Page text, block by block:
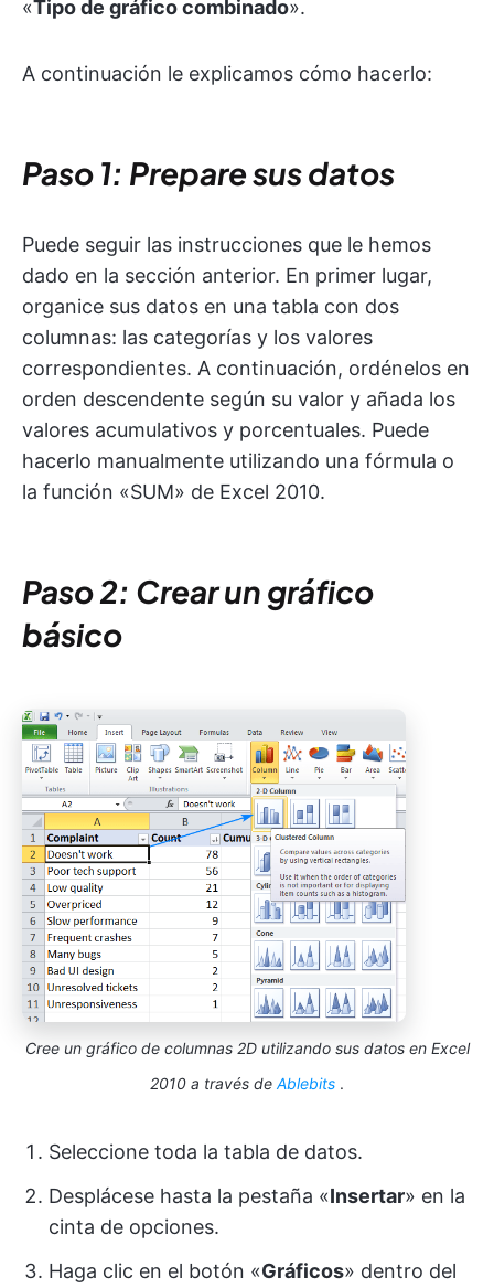
«Tipo de gráfico combinado».
A continuación le explicamos cómo hacerlo:
Paso 1: Prepare sus datos
Puede seguir las instrucciones que le hemos
dado en la sección anterior. En primer lugar,
organice sus datos en una tabla con dos
columnas: las categorías y los valores
correspondientes. A continuación, ordénelos en
orden descendente según su valor y añada los
valores acumulativos y porcentuales. Puede
hacerlo manualmente utilizando una fórmula o
la función «SUM» de Excel 2010.
Paso 2: Crear un gráfico
básico
Cree un gráfico de columnas 2D utilizando sus datos en Excel
2010 a través de Ablebits .
Seleccione toda la tabla de datos.
Desplácese hasta la pestaña «Insertar» en la
cinta de opciones.
Haga clic en el botón «Gráficos» dentro del